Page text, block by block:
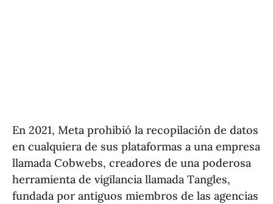
En 2021, Meta prohibió la recopilación de datos
en cualquiera de sus plataformas a una empresa
llamada Cobwebs, creadores de una poderosa
herramienta de vigilancia llamada Tangles,
fundada por antiguos miembros de las agencias